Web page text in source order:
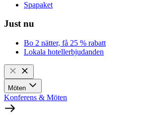
Spapaket
Just nu
Bo 2 nätter, få 25 % rabatt
Lokala hotellerbjudanden
Möten
Konferens & Möten